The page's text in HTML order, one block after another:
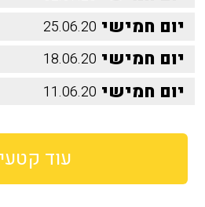
יום חמישי 25.06.20
יום חמישי 18.06.20
יום חמישי 11.06.20
עוד